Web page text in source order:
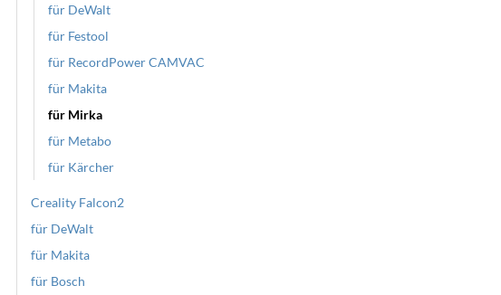
für DeWalt
für Festool
für RecordPower CAMVAC
für Makita
für Mirka
für Metabo
für Kärcher
Creality Falcon2
für DeWalt
für Makita
für Bosch